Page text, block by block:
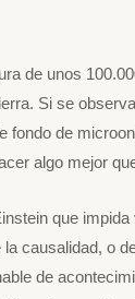
de unos
Si se
fondo de
algo mejor
que
causalidad, o
de